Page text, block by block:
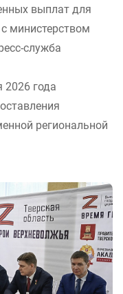
выплат для
министерством
служба
2026 года
региональной